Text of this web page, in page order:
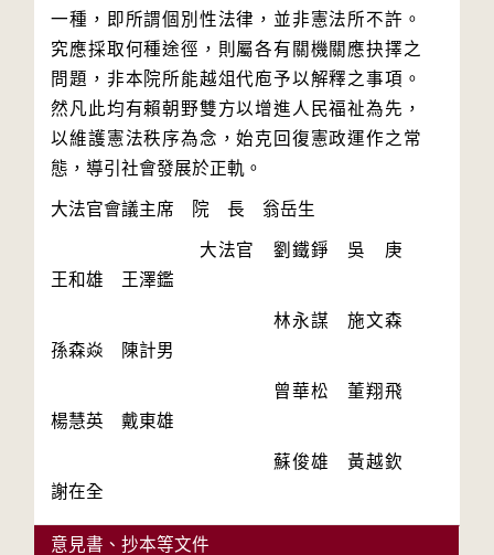
一種，即所謂個別性法律，並非憲法所不許。
究應採取何種途徑，則屬各有關機關應抉擇之
問題，非本院所能越俎代庖予以解釋之事項。
然凡此均有賴朝野雙方以增進人民福祉為先，
以維護憲法秩序為念，始克回復憲政運作之常
大法官　劉鐵錚　吳　庚
林永謀　施文森
曾華松　董翔飛
蘇俊雄　黃越欽
謝在全
意見書、抄本等文件